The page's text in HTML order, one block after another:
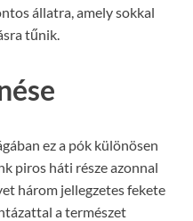
állatra, amely sokkal
tűnik.
ez a pók különösen
piros háti része azonnal
három jellegzetes fekete
a természet